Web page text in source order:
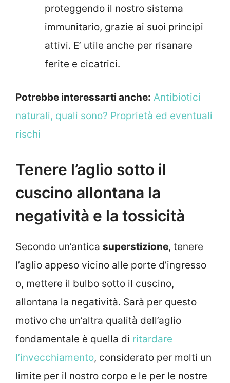
proteggendo il nostro sistema
immunitario, grazie ai suoi principi
attivi. E’ utile anche per risanare
ferite e cicatrici.
Potrebbe interessarti anche: Antibiotici
naturali, quali sono? Proprietà ed eventuali
rischi
Tenere l’aglio sotto il
cuscino allontana la
negatività e la tossicità
Secondo un’antica superstizione, tenere
l’aglio appeso vicino alle porte d’ingresso
o, mettere il bulbo sotto il cuscino,
allontana la negatività. Sarà per questo
motivo che un’altra qualità dell’aglio
fondamentale è quella di ritardare
l’invecchiamento, considerato per molti un
limite per il nostro corpo e le per le nostre